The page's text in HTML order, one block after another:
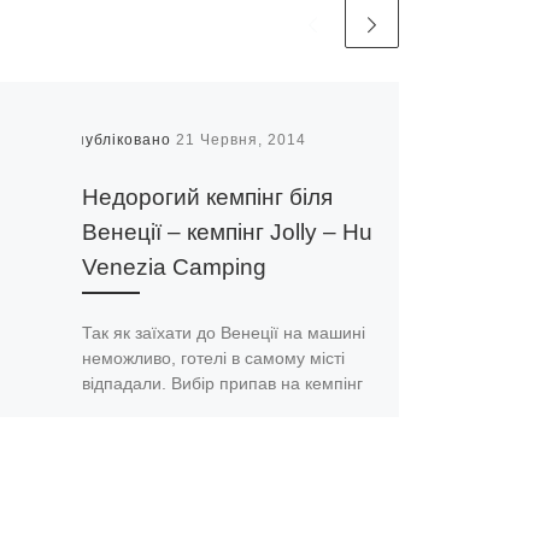
Опубліковано 21 Червня, 2014
Недорогий кемпінг біля
Венеції – кемпінг Jolly – Hu
Venezia Camping
Так як заїхати до Венеції на машині
неможливо, готелі в самому місті
відпадали. Вибір припав на кемпінг